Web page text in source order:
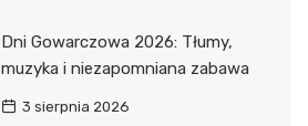
Dni Gowarczowa 2026: Tłumy,
muzyka i niezapomniana zabawa
3 sierpnia 2026